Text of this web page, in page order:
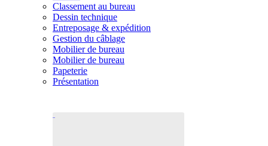
Classement au bureau
Dessin technique
Entreposage & expédition
Gestion du câblage
Mobilier de bureau
Mobilier de bureau
Papeterie
Présentation